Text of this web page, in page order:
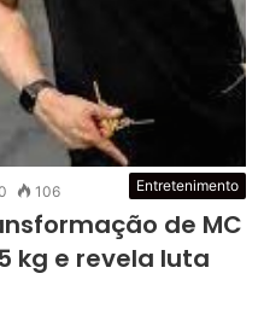
Entretenimento
106
de MC
kg e revela luta